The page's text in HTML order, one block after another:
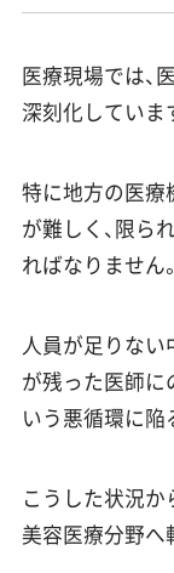
医療現場では、
深刻化していま
特に地方の医療
が難しく、限ら
ればなりません。
人員が足りない
が残った医師に
いう悪循環に陥
こうした状況か
美容医療分野へ